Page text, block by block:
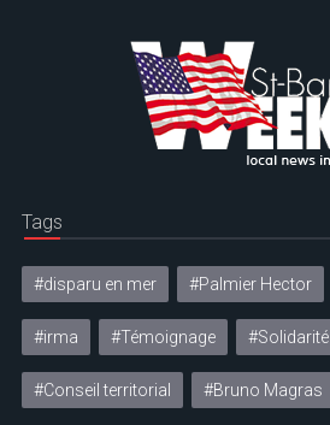
Tags
#disparu en mer #Palmier Hector
#irma #Témoignage #Solidarité
#Conseil territorial #Bruno Magras